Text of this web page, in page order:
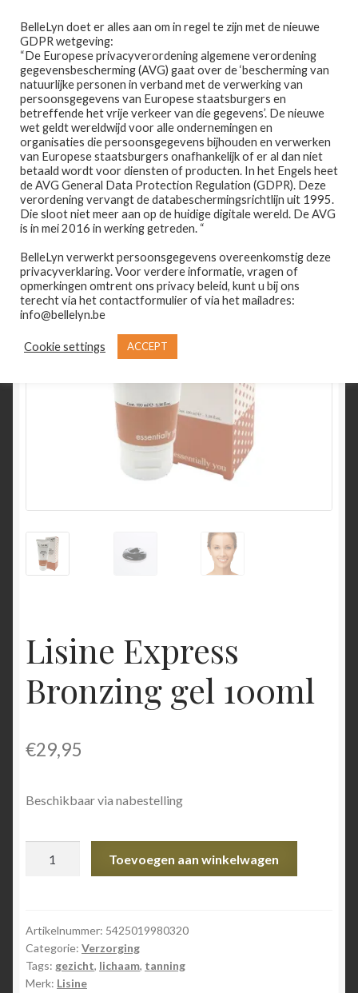
door
naar
navigatie
naar
de
inhoud
Menu
Home
Afspraak maken
Prijslijst
Winkel
Contact
Wie is Belle-Lyn ?
Home Verzorging
LISINE EXPRESS BRONZING GEL
100ML
🔍
Lisine Express
Bronzing gel 100ml
€29,95
Beschikbaar via nabestelling
100ml
aantal
Toevoegen aan winkelwagen
Artikelnummer: 5425019980320
Categorie: Verzorging
Tags: gezicht, lichaam, tanning
Merk: Lisine
BelleLyn doet er alles aan om in regel te zijn met de nieuwe
GDPR wetgeving:
“De Europese privacyverordening algemene verordening
gegevensbescherming (AVG) gaat over de ‘bescherming van
natuurlijke personen in verband met de verwerking van
persoonsgegevens van Europese staatsburgers en
betreffende het vrije verkeer van die gegevens’. De nieuwe
wet geldt wereldwijd voor alle ondernemingen en
organisaties die persoonsgegevens bijhouden en verwerken
van Europese staatsburgers onafhankelijk of er al dan niet
betaald wordt voor diensten of producten. In het Engels heet
de AVG General Data Protection Regulation (GDPR). Deze
verordening vervangt de databeschermingsrichtlijn uit 1995.
Die sloot niet meer aan op de huidige digitale wereld. De AVG
is in mei 2016 in werking getreden. “
BelleLyn verwerkt persoonsgegevens overeenkomstig deze
privacyverklaring. Voor verdere informatie, vragen of
opmerkingen omtrent ons privacy beleid, kunt u bij ons
terecht via het contactformulier of via het mailadres:
info@bellelyn.be
Cookie settings ACCEPT